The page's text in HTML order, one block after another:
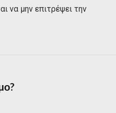
να μην επιτρέψει την